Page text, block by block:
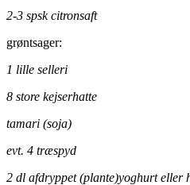
2-3 spsk citronsaft
grøntsager:
1 lille selleri
8 store kejserhatte
tamari (soja)
evt. 4 træspyd
2 dl afdryppet (plante)yoghurt eller